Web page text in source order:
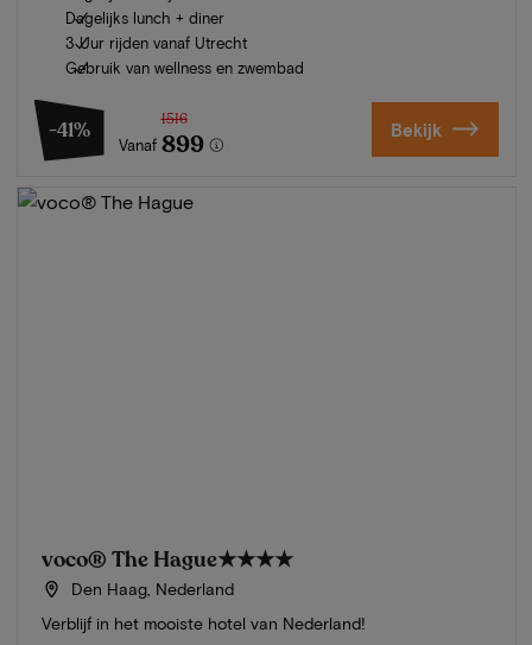
Dagelijks lunch + diner
3 Uur rijden vanaf Utrecht
Gebruik van wellness en zwembad
-41%
Vanaf
1516
899 Bekijk
voco® The Hague★★★★
Den Haag, Nederland
Verblijf in het mooiste hotel van Nederland!